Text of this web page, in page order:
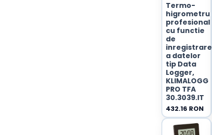
Termo-
higrometru
profesional
cu functie
de
inregistrare
a datelor
tip Data
Logger,
KLIMALOGG
PRO TFA
30.3039.IT
432.16 RON